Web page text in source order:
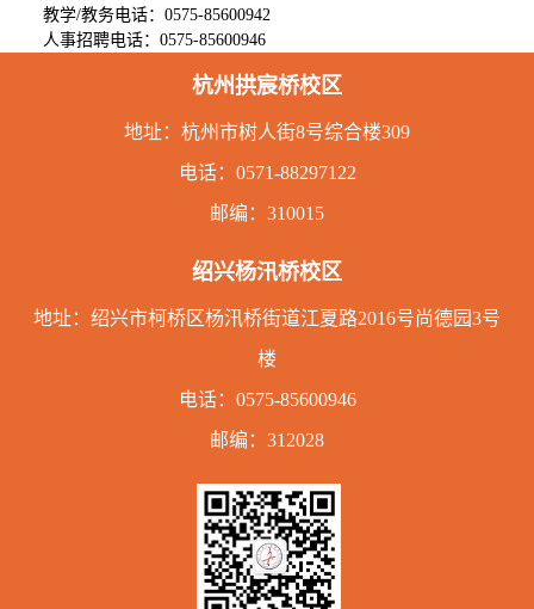
教学/教务电话：0575-85600942
人事招聘电话：0575-85600946
杭州拱宸桥校区
地址： 杭州市树人街8号综合楼309
电话： 0571-88297122
邮编：310015
绍兴杨汛桥校区
地址：绍兴市柯桥区杨汛桥街道江夏路2016号尚德园3号
楼
电话： 0575-85600946
邮编：312028